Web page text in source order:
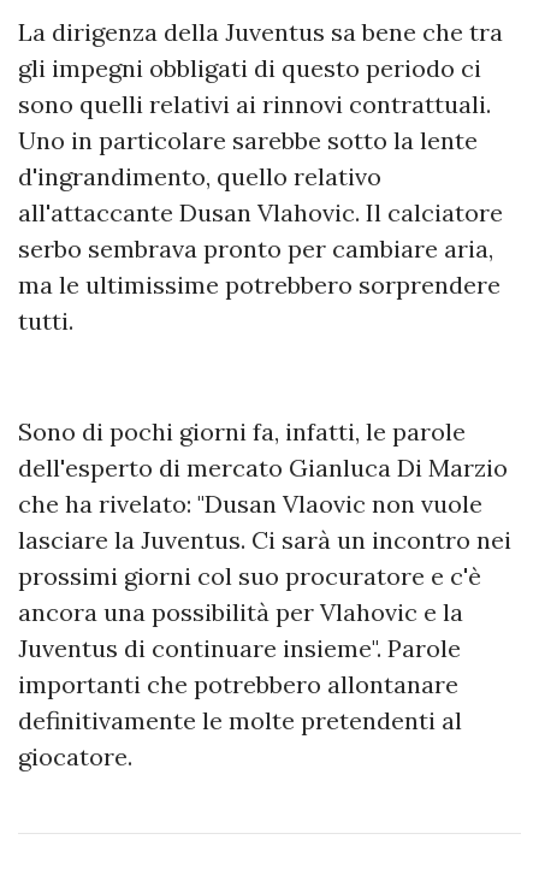
La dirigenza della Juventus sa bene che tra
gli impegni obbligati di questo periodo ci
sono quelli relativi ai rinnovi contrattuali.
Uno in particolare sarebbe sotto la lente
d'ingrandimento, quello relativo
all'attaccante Dusan Vlahovic. Il calciatore
serbo sembrava pronto per cambiare aria,
ma le ultimissime potrebbero sorprendere
tutti.
Sono di pochi giorni fa, infatti, le parole
dell'esperto di mercato Gianluca Di Marzio
che ha rivelato: "Dusan Vlaovic non vuole
lasciare la Juventus. Ci sarà un incontro nei
prossimi giorni col suo procuratore e c'è
ancora una possibilità per Vlahovic e la
Juventus di continuare insieme". Parole
importanti che potrebbero allontanare
definitivamente le molte pretendenti al
giocatore.